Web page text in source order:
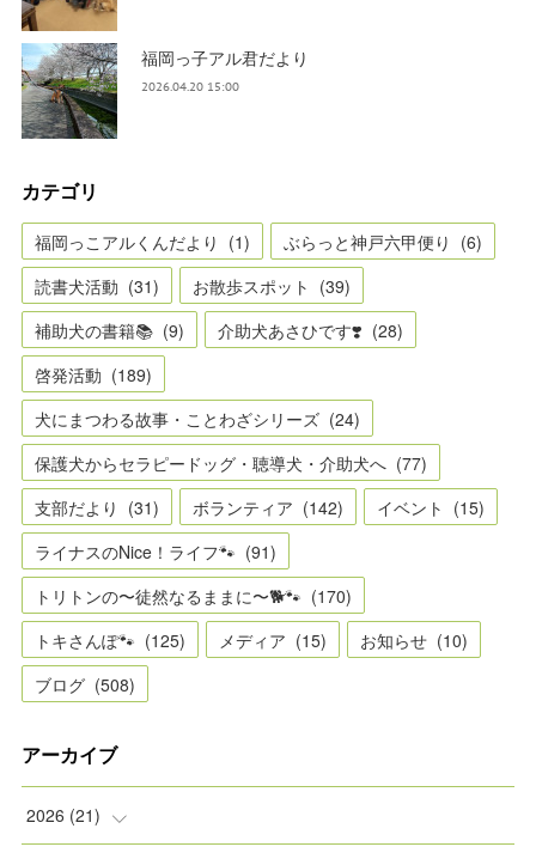
福岡っ子アル君だより
2026.04.20 15:00
カテゴリ
福岡っこアルくんだより (1) ぶらっと神戸六甲便り (6)
読書犬活動 (31) お散歩スポット (39)
補助犬の書籍📚 (9) 介助犬あさひです❣️ (28)
啓発活動 (189)
犬にまつわる故事・ことわざシリーズ (24)
保護犬からセラピードッグ・聴導犬・介助犬へ (77)
支部だより (31) ボランティア (142) イベント (15)
ライナスのNice！ライフ🐾 (91)
トリトンの〜徒然なるままに〜🐕🐾 (170)
トキさんぽ🐾 (125) メディア (15) お知らせ (10)
ブログ (508)
アーカイブ
2026 (21)